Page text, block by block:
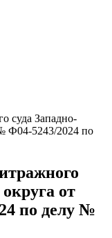
Западно-
Ф04-5243/2024 по
от
по делу №